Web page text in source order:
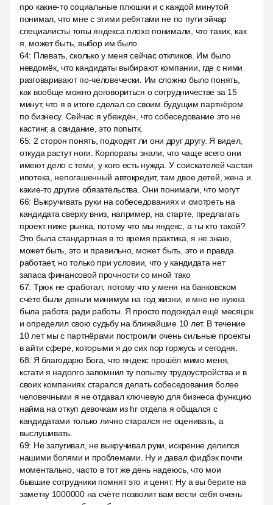
про какие-то социальные плюшки и с каждой минутой
понимал, что мне с этими ребятами не по пути эйчар
специалисты топы яндекса плохо понимали, что таких, как
я, может быть, выбор им было.
64: Плевать, сколько у меня сейчас откликов. Им было
невдомёк, что кандидаты выбирают компании, где с ними
разговаривают по-человечески. Им сложно было понять,
как вообще можно договориться о сотрудничестве за 15
минут, что я в итоге сделал со своим будущим партнёром
по бизнесу. Сейчас я убеждён, что собеседование это не
кастинг, а свидание, это попытк.
65: 2 сторон понять, подходят ли они друг другу. Я видел,
откуда растут ноги. Корпораты знали, что чаще всего они
имеют дело с теми, у кого есть нужда. У соискателей частая
ипотека, непогашенный автокредит, там двое детей, жена и
какие-то другие обязательства. Они понимали, что могут
66: Выкручивать руки на собеседованиях и смотреть на
кандидата сверху вниз, например, на старте, предлагать
проект ниже рынка, потому что мы яндекс, а ты кто такой?
Это была стандартная в то время практика, я не знаю,
может быть, это и правильно, может быть, это и правда
работает, но только при условии, что у кандидата нет
запаса финансовой прочности со мной тако
67: Трюк не сработал, потому что у меня на банковском
счёте были деньги минимум на год жизни, и мне не нужна
была работа ради работы. Я просто подождал ещё месяцок
и определил свою судьбу на ближайшие 10 лет. В течение
10 лет мы с партнёрами построили очень сильные проекты
в айти сфере, которыми я до сих пор горжусь и сегодня.
68: Я благодарю Бога, что яндекс прошёл мимо меня,
кстати я надолго запомнил ту попытку трудоустройства и в
своих компаниях старался делать собеседования более
человечными я не отдавал ключевую для бизнеса функцию
найма на откуп девочкам из hr отдела я общался с
кандидатами только лично старался не оценивать, а
выслушивать.
69: Не запугивал, не выкручивал руки, искренне делился
нашими болями и проблемами. Ну и давал фидбэк почти
моментально, часто в тот же день надеюсь, что мои
бывшие сотрудники помнят это и ценят. Ну а вы берите на
заметку 1000000 на счёте позволит вам вести себя очень